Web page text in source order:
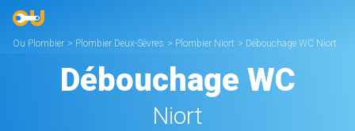
Ou Plombier > Plombier Deux-Sèvres > Plombier Niort > Débouchage WC Niort
Débouchage WC
Niort